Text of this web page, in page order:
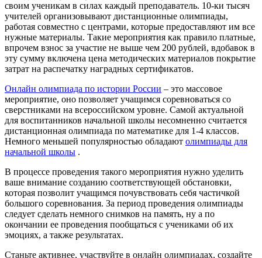
своим ученикам в силах каждый преподаватель. 10-ки тысяч
учителей организовывают дистанционные олимпиады,
работая совместно с центрами, которые предоставляют им все
нужные материалы. Такие мероприятия как правило платные,
впрочем взнос за участие не выше чем 200 рублей, вдобавок в
эту сумму включена цена методических материалов покрытие
затрат на распечатку наградных сертификатов.
Онлайн олимпиада по истории России – это массовое
мероприятие, оно позволяет учащимся соревноваться со
сверстниками на всероссийском уровне. Самой актуальной
для воспитанников начальной школы несомненно считается
дистанционная олимпиада по математике для 1-4 классов.
Немного меньшей популярностью обладают олимпиады для
начальной школы .
В процессе проведения такого мероприятия нужно уделить
ваше внимание созданию соответствующей обстановки,
которая позволит учащимся почувствовать себя частичкой
большого соревнования. За период проведения олимпиады
следует сделать немного снимков на память, ну а по
окончании ее проведения пообщаться с учениками об их
эмоциях, а также результатах.
Станьте активнее, участвуйте в онлайн олимпиадах, создайте